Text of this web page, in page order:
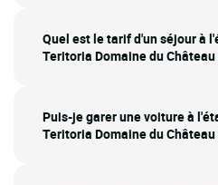
Quel est le tarif d'un séjour à
Teritoria Domaine du
Puis-je garer une voiture à
Teritoria Domaine du